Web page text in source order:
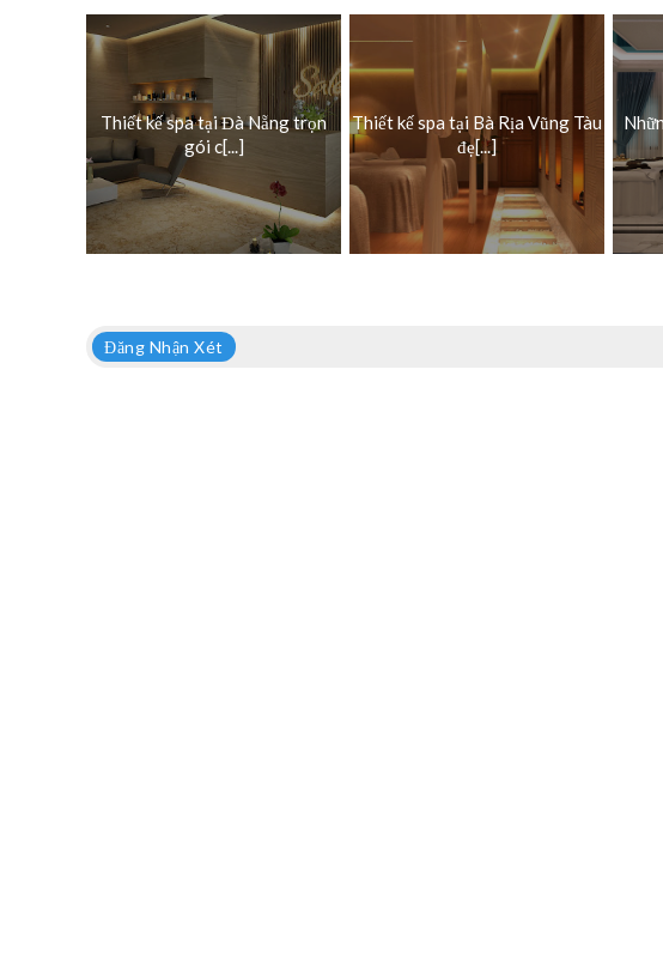
Thiết kế spa tại Đà Nẵng trọn
gói c[...]
Thiết kế spa tại Bà Rịa Vũng Tàu
đẹ[...]
Đăng Nhận Xét